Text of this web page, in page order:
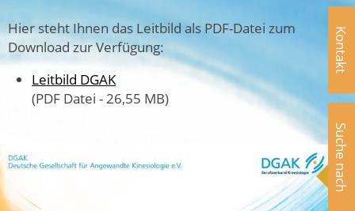
Kontakt
Suche nach
Hier steht Ihnen das Leitbild als PDF-Datei zum
Download zur Verfügung:
Leitbild DGAK
(PDF Datei - 26,55 MB)